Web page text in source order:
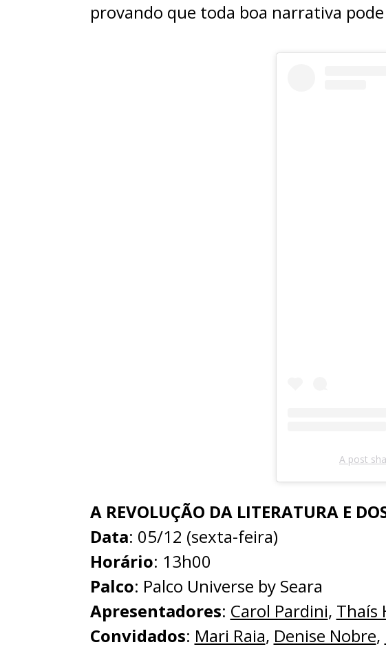
provando que toda boa narrativa
A post
A REVOLUÇÃO DA LITERATURA E
Data: 05/12 (sexta-feira)
Horário: 13h00
Palco: Palco Universe by Seara
Apresentadores: Carol Pardini, Thaís
Convidados: Mari Raia, Denise Nobre,